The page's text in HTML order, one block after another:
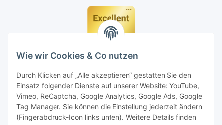
Wie wir Cookies & Co nutzen
Durch Klicken auf „Alle akzeptieren“ gestatten Sie den
Einsatz folgender Dienste auf unserer Website: YouTube,
Vimeo, ReCaptcha, Google Analytics, Google Ads, Google
Tag Manager. Sie können die Einstellung jederzeit ändern
(Fingerabdruck-Icon links unten). Weitere Details finden